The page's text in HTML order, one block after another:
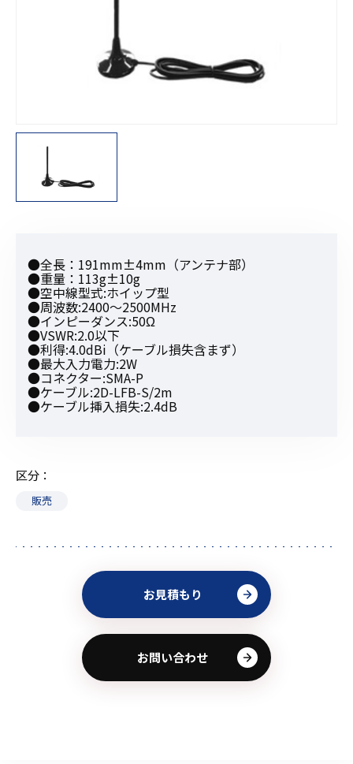
●全長：191mm±4mm（アンテナ部）
●重量：113g±10g
●空中線型式:ホイップ型
●周波数:2400〜2500MHz
●インピーダンス:50Ω
●VSWR:2.0以下
●利得:4.0dBi（ケーブル損失含まず）
●最大入力電力:2W
●コネクター:SMA-P
●ケーブル:2D-LFB-S/2m
●ケーブル挿入損失:2.4dB
区分
販売
お見積もり
お問い合わせ